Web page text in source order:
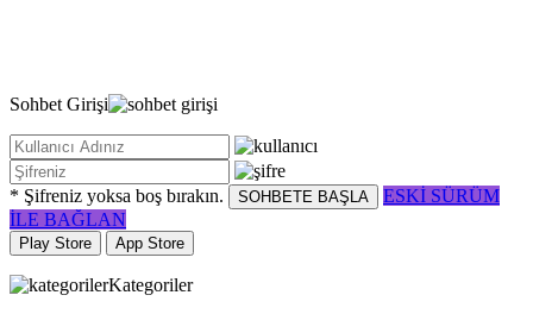
Sohbet Girişi
* Şifreniz yoksa boş bırakın. SOHBETE BAŞLA
ESKİ SÜRÜM
İLE BAĞLAN
Play Store App Store
Kategoriler